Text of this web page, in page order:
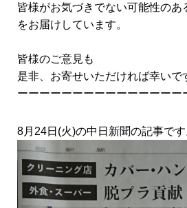
皆様がお気づきでない可能性のあ
をお届けしています。
皆様のご意見も
是非、お寄せいただければ幸いで
ーーーーーーーーーーーーーーー
8月24日(火)の中日新聞の記事です